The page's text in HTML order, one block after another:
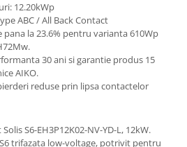
12.20kWp
ABC / All Back Contact
la 23.6% pentru varianta 610Wp
30 ani si garantie produs 15
AIKO.
reduse prin lipsa contactelor
S6-EH3P12K02-NV-YD-L, 12kW.
trifazata low-voltage, potrivit pentru